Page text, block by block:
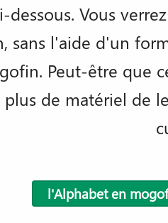
dessous. Vous
l'aide d'un
Peut-être que
de matériel de
l'Alphabet en